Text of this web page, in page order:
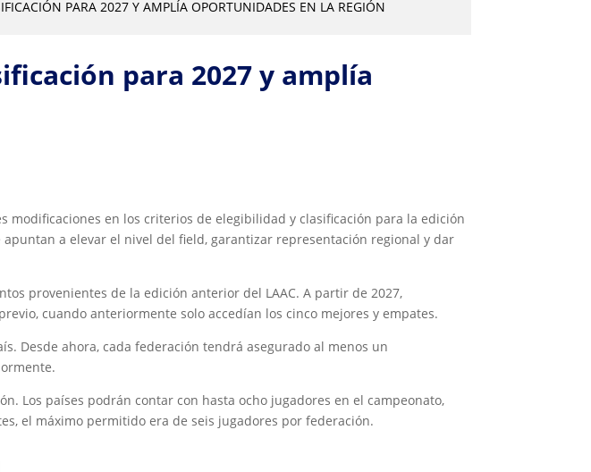
PARA 2027 Y AMPLÍA OPORTUNIDADES EN LA REGIÓN
para 2027 y amplía
en los criterios de elegibilidad y clasificación para la edición
a elevar el nivel del field, garantizar representación regional y dar
provenientes de la edición anterior del LAAC. A partir de 2027,
cuando anteriormente solo accedían los cinco mejores y empates.
Desde ahora, cada federación tendrá asegurado al menos un
Los países podrán contar con hasta ocho jugadores en el campeonato,
el máximo permitido era de seis jugadores por federación.